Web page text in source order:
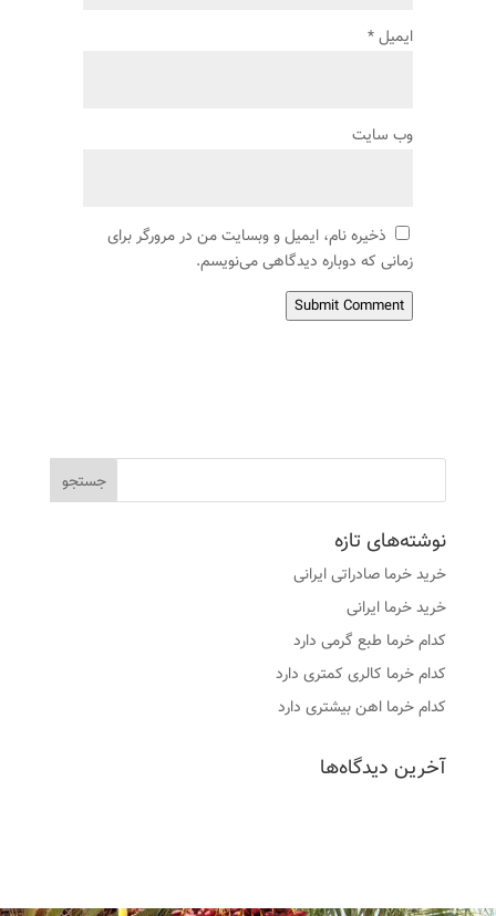
ایمیل*
وب‌ سایت
ذخیره نام، ایمیل و وبسایت من در مرورگر برای
زمانی که دوباره دیدگاهی می‌نویسم.
Submit Comment
نوشته‌های تازه
خرید خرما صادراتی ایرانی
خرید خرما ایرانی
کدام خرما طبع گرمی دارد
کدام خرما کالری کمتری دارد
کدام خرما اهن بیشتری دارد
آخرین دیدگاه‌ها